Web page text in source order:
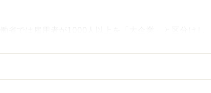
省では雇用者が1000人以上を「大企業」と区分けし